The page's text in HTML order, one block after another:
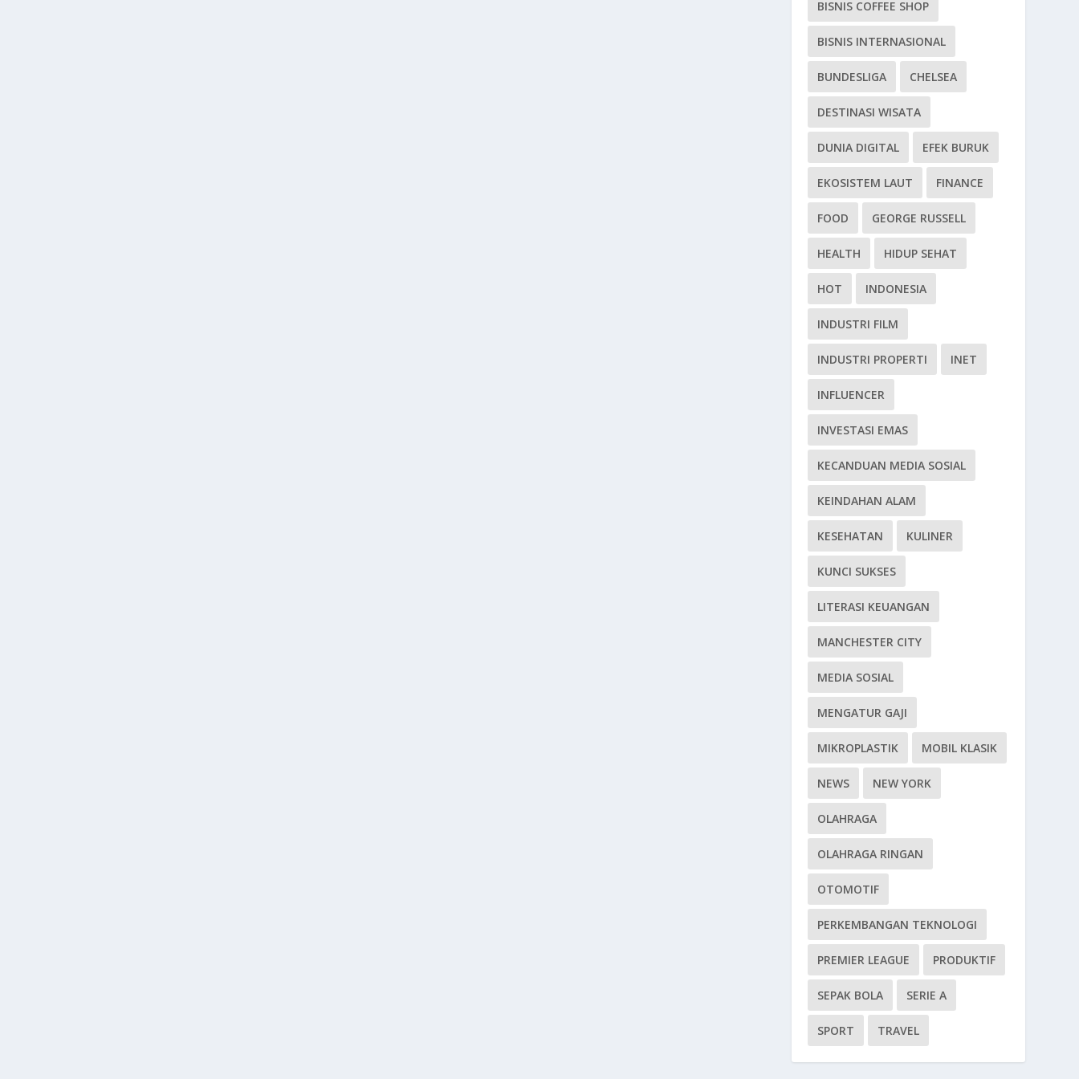
BISNIS COFFEE SHOP
BISNIS INTERNASIONAL
BUNDESLIGA CHELSEA
DESTINASI WISATA
DUNIA DIGITAL EFEK BURUK
EKOSISTEM LAUT FINANCE
FOOD GEORGE RUSSELL
HEALTH HIDUP SEHAT
HOT INDONESIA
INDUSTRI FILM
INDUSTRI PROPERTI INET
INFLUENCER
INVESTASI EMAS
KECANDUAN MEDIA SOSIAL
KEINDAHAN ALAM
KESEHATAN KULINER
KUNCI SUKSES
LITERASI KEUANGAN
MANCHESTER CITY
MEDIA SOSIAL
MENGATUR GAJI
MIKROPLASTIK MOBIL KLASIK
NEWS NEW YORK
OLAHRAGA
OLAHRAGA RINGAN
OTOMOTIF
PERKEMBANGAN TEKNOLOGI
PREMIER LEAGUE PRODUKTIF
SEPAK BOLA SERIE A
SPORT TRAVEL